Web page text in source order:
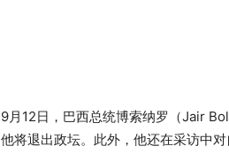
9月12日，巴西总统博索纳罗（Jair
他将退出政坛。此外，他还在采访中